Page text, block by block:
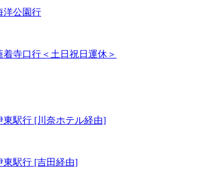
洋公園行
着寺口行＜土日祝日運休＞
東駅行 [川奈ホテル経由]
東駅行 [吉田経由]